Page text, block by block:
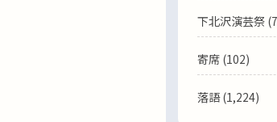
下北沢演芸祭
寄席 (102)
落語(1,224)